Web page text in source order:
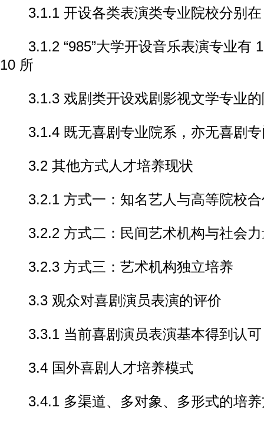
3.1.1 开设各类表演类专业院校分别在
3.1.2 “985”大学开设音乐表演专业有
10 所
3.1.3 戏剧类开设戏剧影视文学专业的
3.1.4 既无喜剧专业院系，亦无喜剧专
3.2 其他方式人才培养现状
3.2.1 方式一：知名艺人与高等院校合
3.2.2 方式二：民间艺术机构与社会力
3.2.3 方式三：艺术机构独立培养
3.3 观众对喜剧演员表演的评价
3.3.1 当前喜剧演员表演基本得到认可
3.4 国外喜剧人才培养模式
3.4.1 多渠道、多对象、多形式的培养